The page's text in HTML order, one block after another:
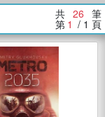
曼猜想 、 偉大的
共 26 筆
第 1 / 1 頁